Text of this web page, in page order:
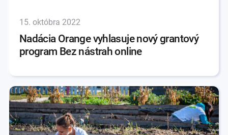
15. októbra 2022
Nadácia Orange vyhlasuje nový grantový
program Bez nástrah online